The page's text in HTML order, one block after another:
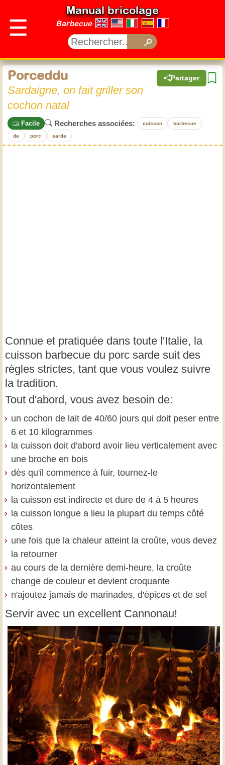
☰
Manual bricolage
Barbecue
Partager
Porceddu
Sardaigne, on fait griller son
cochon natal
Facile Recherches associées: cuisson barbecue
de porc sarde
Connue et pratiquée dans toute l'Italie, la
cuisson barbecue du porc sarde suit des
règles strictes, tant que vous voulez suivre
la tradition.
Tout d'abord, vous avez besoin de:
un cochon de lait de 40/60 jours qui doit peser entre
6 et 10 kilogrammes
la cuisson doit d'abord avoir lieu verticalement avec
une broche en bois
dès qu'il commence à fuir, tournez-le
horizontalement
la cuisson est indirecte et dure de 4 à 5 heures
la cuisson longue a lieu la plupart du temps côté
côtes
une fois que la chaleur atteint la croûte, vous devez
la retourner
au cours de la dernière demi-heure, la croûte
change de couleur et devient croquante
n'ajoutez jamais de marinades, d'épices et de sel
Servir avec un excellent Cannonau!